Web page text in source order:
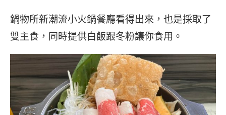
鍋物所新潮流小火鍋餐廳看得出來，也是採取了
雙主食，同時提供白飯跟冬粉讓你食用。